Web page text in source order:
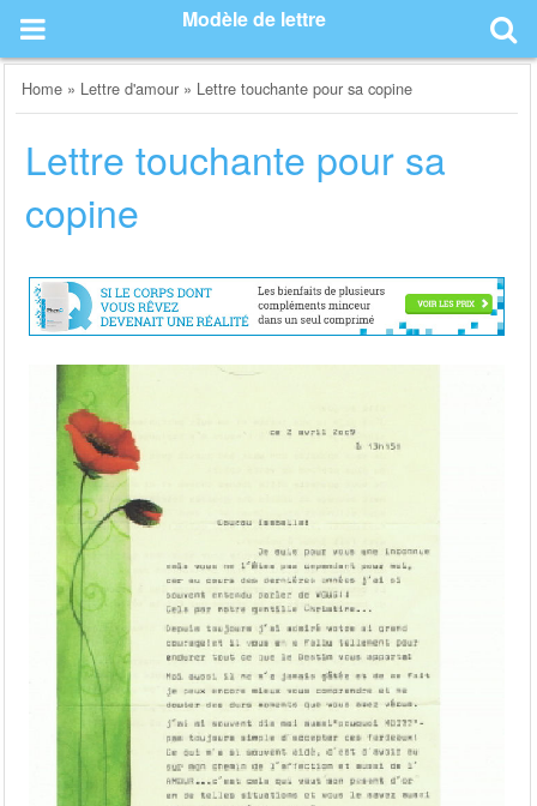
content
Modèle de lettre
Home » Lettre d'amour » Lettre touchante pour sa copine
Lettre touchante pour sa
copine